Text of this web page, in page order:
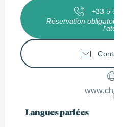
+33 5 58
Réservation obligatoire
l'atelier
Langues parlées
Langues parlées